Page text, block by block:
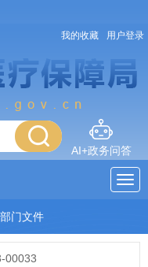
我的收藏 用户登录
AI+政务问答
部门文件
00033